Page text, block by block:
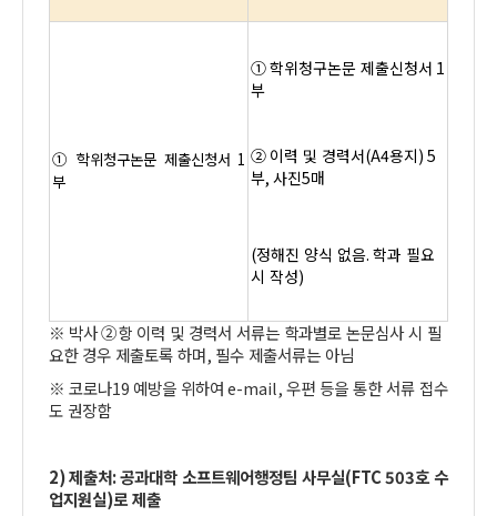
① 학위청구논문 제출신청서 1
부
①학위청구논문 제출신청서 1
부
② 이력 및 경력서(A4용지) 5
부, 사진5매
(정해진 양식 없음. 학과 필요
시 작성)
※ 박사②항 이력 및 경력서 서류는 학과별로 논문심사 시 필
요한 경우 제출토록 하며, 필수 제출서류는 아님
※ 코로나19 예방을 위하여e-mail,우편 등을 통한 서류 접수
도 권장함
2)제출처:공과대학 소프트웨어행정팀 사무실(FTC 503호 수
업지원실)로 제출